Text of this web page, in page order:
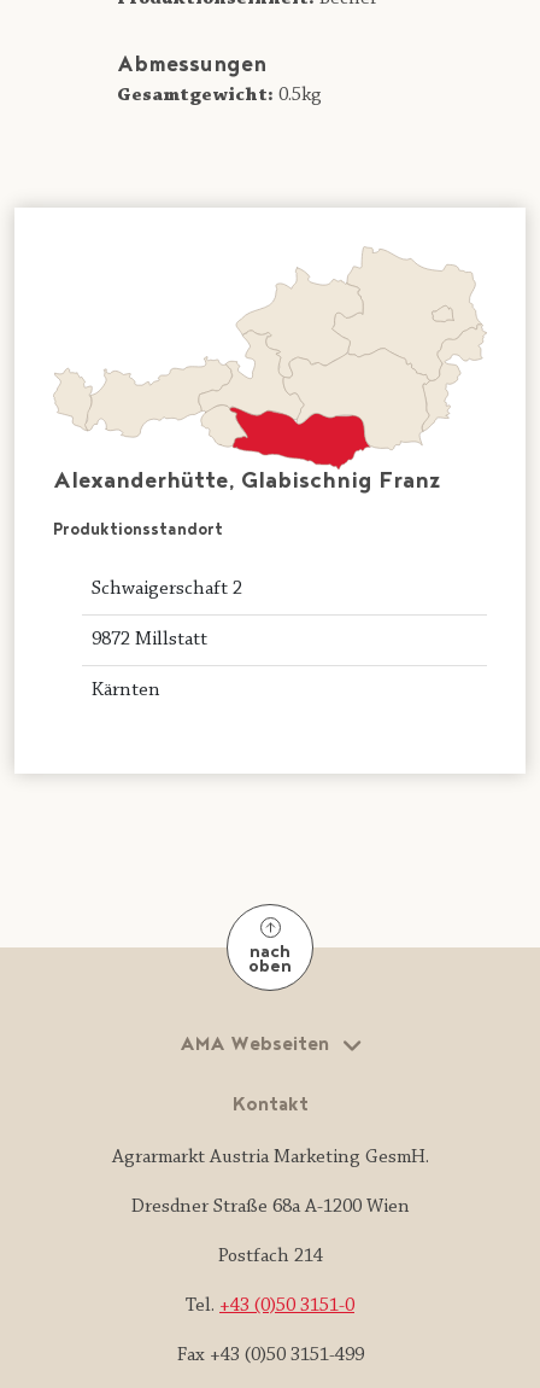
Abmessungen
Gesamtgewicht: 0.5kg
Alexanderhütte, Glabischnig Franz
Produktionsstandort
Schwaigerschaft 2
9872 Millstatt
Kärnten
nach
oben
AMA Webseiten
Kontakt
Agrarmarkt Austria Marketing GesmH.
Dresdner Straße 68a A-1200 Wien
Postfach 214
Tel. +43 (0)50 3151-0
Fax +43 (0)50 3151-499